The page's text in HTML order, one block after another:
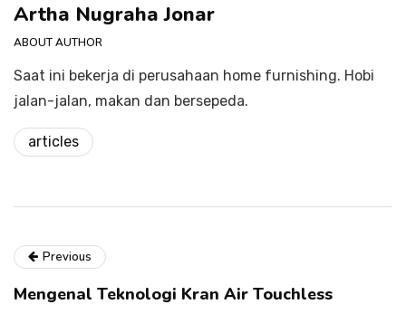
Artha Nugraha Jonar
ABOUT AUTHOR
Saat ini bekerja di perusahaan home furnishing. Hobi
jalan-jalan, makan dan bersepeda.
articles
Previous
Mengenal Teknologi Kran Air Touchless